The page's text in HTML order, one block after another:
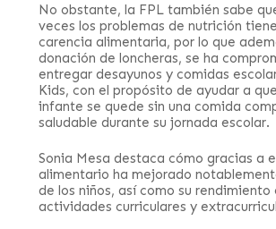
No obstante, la FPL también sabe
veces los problemas de nutrición
carencia alimentaria, por lo que
donación de loncheras, se ha
entregar desayunos y comidas
Kids, con el propósito de ayudar a
infante se quede sin una comida
saludable durante su jornada escolar.
Sonia Mesa destaca cómo gracias a
alimentario ha mejorado
de los niños, así como su rendimiento
actividades curriculares y